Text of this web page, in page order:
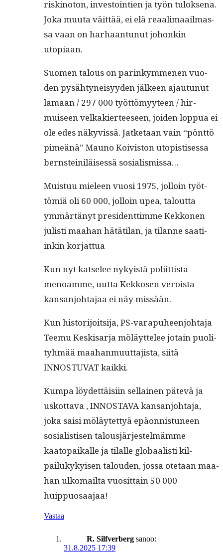
riskino­ton, investoin­tien ja työn tulok­se­na.
Joka muu­ta väit­tää, ei elä reaal­i­maail­mas­
sa vaan on harhaan­tunut johonkin
utopiaan.
Suomen talous on parinkymme­nen vuo­
den pysähtyneisyy­den jäl­keen ajau­tunut
lamaan / 297 000 työt­tömyy­teen / hir­
muiseen velka­kier­teeseen, joiden lop­pua ei
ole edes näkyvis­sä. Jatke­taan vain “pönt­tö
pimeänä” Mauno Koivis­ton utopis­tises­sa
bern­steiniläisessä sosialismissa…
Muis­tuu mieleen vuosi 1975, jol­loin työt­
tömiä oli 60 000, jol­loin upea, talout­ta
ymmärtänyt pres­i­dent­timme Kekko­nen
julisti maa­han hätäti­lan, ja tilanne saati­
inkin korjattua
Kun nyt kat­se­lee nyky­istä poli­it­tista
menoamme, uut­ta Kekkosen veroista
kansan­jo­hta­jaa ei näy missään.
Kun his­tori­joit­si­ja, PS-vara­puheen­jo­hta­ja
Teemu Keskisar­ja möläyt­telee jotain puoli­
tyh­mää maa­han­muut­ta­jista, siitä
INNOSTUVAT kaikki.
Kumpa löy­det­täisi­in sel­l­ainen pätevä ja
uskot­ta­va , INNOSTAVA kansan­jo­hta­ja,
joka saisi möläytet­tyä epäon­nis­tuneen
sosial­is­tisen talousjär­jestelmämme
kaatopaikalle ja tilalle globaal­isti kil­
pailukykyisen talouden, jos­sa ote­taan maa­
han ulko­mail­ta vuosit­tain 50 000
huippuosaajaa!
Vastaa
R. Silfverberg sanoo:
31.8.2025 17:39